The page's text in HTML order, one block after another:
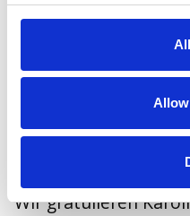
Kontakte innerhalb
knüpfen und sich
unterschiedlichsten
Genau dieser
seit den Anfängen
Brazilian Jiu-Jitsu.
Wir gratulieren